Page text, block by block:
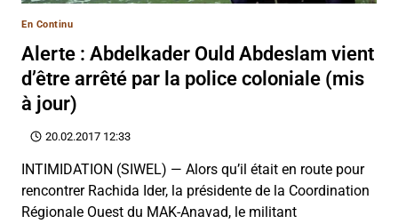
En Continu
Alerte : Abdelkader Ould Abdeslam vient
d’être arrêté par la police coloniale (mis
à jour)
20.02.2017 12:33
INTIMIDATION (SIWEL) — Alors qu’il était en route pour
rencontrer Rachida Ider, la présidente de la Coordination
Régionale Ouest du MAK-Anavad, le militant